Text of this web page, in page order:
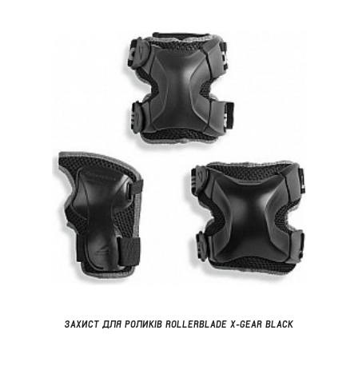
ЗАХИСТ ДЛЯ РОЛИКІВ ROLLERBLADE X-GEAR BLACK